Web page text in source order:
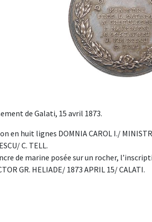
de Galati, 15 avril 1873.
huit lignes DOMNIA CAROL I./
C. TELL.
de marine posée sur un rocher,
GR. HELIADE/ 1873 APRIL 15/ CALATI.